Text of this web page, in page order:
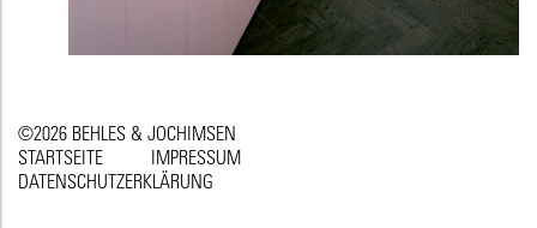
©2026 BEHLES & JOCHIMSEN
STARTSEITE
IMPRESSUM
DATENSCHUTZERKLÄRUNG